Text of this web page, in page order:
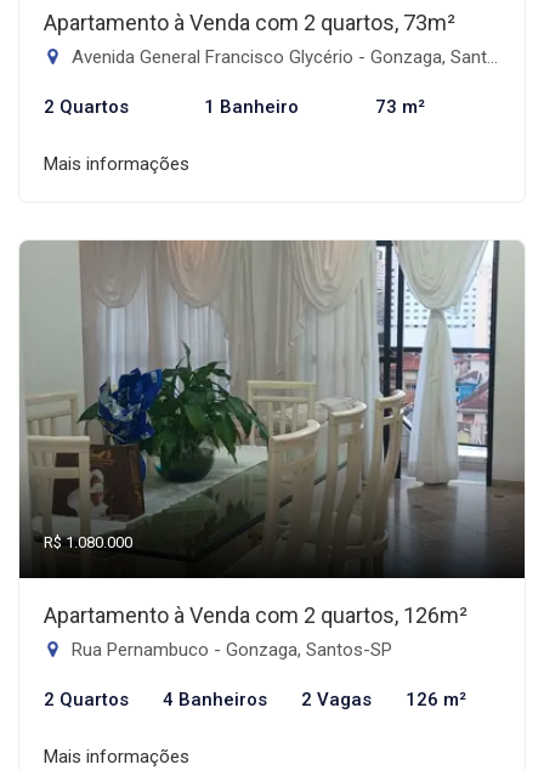
Apartamento à Venda com 2 quartos, 73m²
Avenida General Francisco Glycério - Gonzaga, Santos-SP
2 Quartos 1 Banheiro 73 m²
Mais informações
R$ 1.080.000
Apartamento à Venda com 2 quartos, 126m²
Rua Pernambuco - Gonzaga, Santos-SP
2 Quartos 4 Banheiros 2 Vagas 126 m²
Mais informações